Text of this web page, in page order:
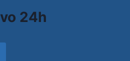
24h